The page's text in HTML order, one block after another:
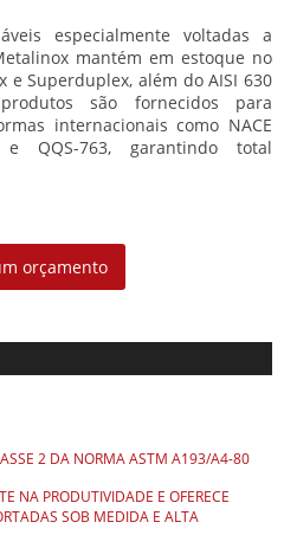
especialmente voltadas a
mantém em estoque no
e Superduplex, além do AISI 630
são fornecidos para
internacionais como NACE
QQS-763, garantindo total
orçamento
2 DA NORMA ASTM A193/A4-80
NA PRODUTIVIDADE E OFERECE
SOB MEDIDA E ALTA